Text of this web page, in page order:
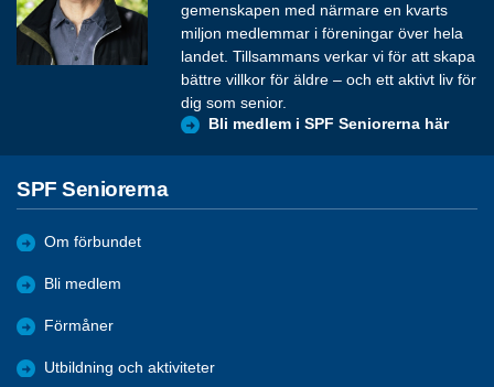
gemenskapen med närmare en kvarts
miljon medlemmar i föreningar över hela
landet. Tillsammans verkar vi för att skapa
bättre villkor för äldre – och ett aktivt liv för
dig som senior.
Bli medlem i SPF Seniorerna här
SPF Seniorerna
Om förbundet
Bli medlem
Förmåner
Utbildning och aktiviteter